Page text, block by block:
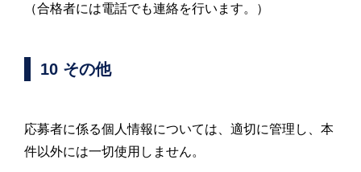
（合格者には電話でも連絡を行います。）
10 その他
応募者に係る個人情報については、適切に管理し、本
件以外には一切使用しません。